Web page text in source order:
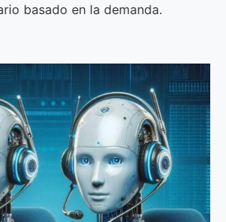
basado en la demanda.